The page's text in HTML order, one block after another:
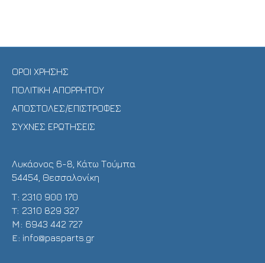
ΟΡΟΙ ΧΡΗΣΗΣ
ΠΟΛΙΤΙΚΗ ΑΠΟΡΡΗΤΟΥ
ΑΠΟΣΤΟΛΕΣ/ΕΠΙΣΤΡΟΦΕΣ
ΣΥΧΝΕΣ ΕΡΩΤΗΣΕΙΣ
Λυκάονος 6-8, Κάτω Τούμπα
54454, Θεσσαλονίκη
Τ: 2310 900 170
T: 2310 829 327
Μ: 6943 442 727
E: info@pasparts.gr